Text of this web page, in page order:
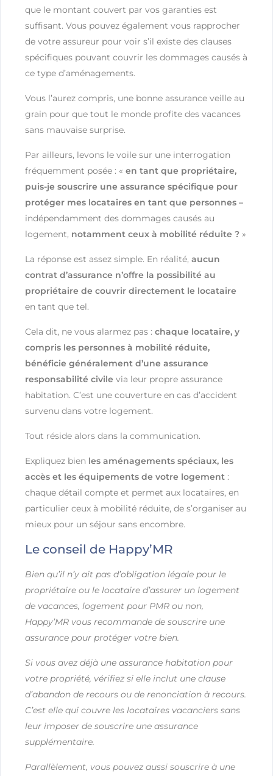
que le montant couvert par vos garanties est
suffisant. Vous pouvez également vous rapprocher
de votre assureur pour voir s’il existe des clauses
spécifiques pouvant couvrir les dommages causés à
ce type d’aménagements.
Vous l’aurez compris, une bonne assurance veille au
grain pour que tout le monde profite des vacances
sans mauvaise surprise.
Par ailleurs, levons le voile sur une interrogation
fréquemment posée : «en tant que propriétaire,
puis-je souscrire une assurance spécifique pour
protéger mes locataires en tant que personnes –
indépendamment des dommages causés au
logement, notamment ceux à mobilité réduite ? »
La réponse est assez simple. En réalité,aucun
contrat d’assurance n’offre la possibilité au
propriétaire de couvrir directement le locataire
en tant que tel.
Cela dit, ne vous alarmez pas :chaque locataire, y
compris les personnes à mobilité réduite,
bénéficie généralement d’une assurance
responsabilité civile via leur propre assurance
habitation. C’est une couverture en cas d’accident
survenu dans votre logement.
Tout réside alors dans la communication.
Expliquez bien les aménagements spéciaux, les
accès et les équipements de votre logement :
chaque détail compte et permet aux locataires, en
particulier ceux à mobilité réduite, de s’organiser au
mieux pour un séjour sans encombre.
Le conseil de Happy’MR
Bien qu’il n’y ait pas d’obligation légale pour le
propriétaire ou le locataire d’assurer un logement
de vacances, logement pour PMR ou non,
Happy’MR vous recommande de souscrire une
assurance pour protéger votre bien.
Si vous avez déjà une assurance habitation pour
votre propriété, vérifiez si elle inclut une clause
d’abandon de recours ou de renonciation à recours.
C’est elle qui couvre les locataires vacanciers sans
leur imposer de souscrire une assurance
supplémentaire.
Parallèlement, vous pouvez aussi souscrire à une